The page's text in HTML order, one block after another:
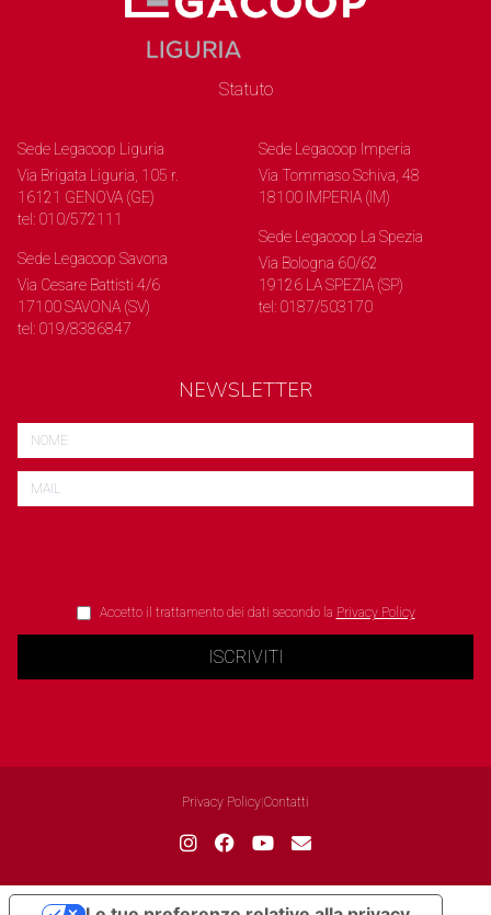
Statuto
Sede Legacoop Liguria
Via Brigata Liguria, 105 r.
16121 GENOVA (GE)
tel: 010/572111
Sede Legacoop Savona
Via Cesare Battisti 4/6
17100 SAVONA (SV)
tel: 019/8386847
Sede Legacoop Imperia
Via Tommaso Schiva, 48
18100 IMPERIA (IM)
Sede Legacoop La Spezia
Via Bologna 60/62
19126 LA SPEZIA (SP)
tel: 0187/503170
NEWSLETTER
Accetto il trattamento dei dati secondo la Privacy Policy
ISCRIVITI
Privacy Policy Contatti